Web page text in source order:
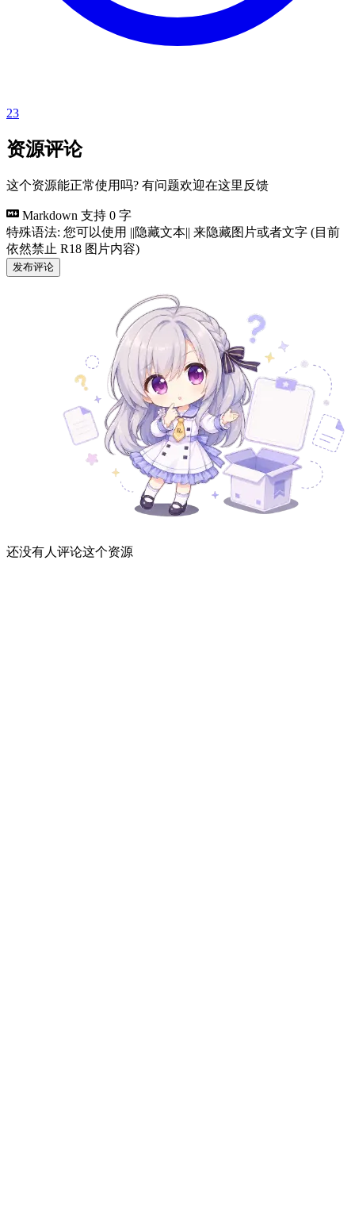
23
资源评论
这个资源能正常使用吗? 有问题欢迎在这里反馈
Markdown 支持 0 字
特殊语法: 您可以使用 ||隐藏文本|| 来隐藏图片或者文字 (目前
依然禁止 R18 图片内容)
发布评论
还没有人评论这个资源